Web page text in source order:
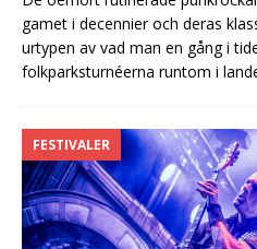
gamet i decennier och deras
urtypen av vad man en gång i
folkparksturnéerna runtom i
FESTIVALER